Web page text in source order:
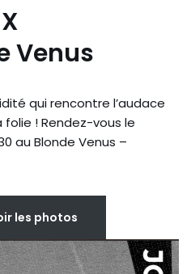
X
Venus
qui rencontre l’audace
folie ! Rendez-vous le
au Blonde Venus –
les photos